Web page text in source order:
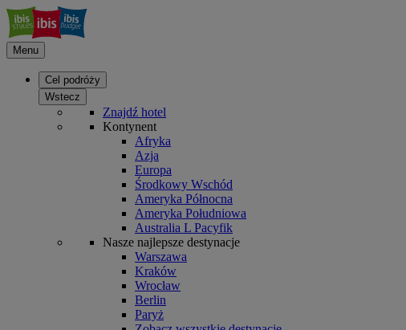
Menu
Cel podróży
Wstecz
Znajdź hotel
Kontynent
Afryka
Azja
Europa
Środkowy Wschód
Ameryka Północna
Ameryka Południowa
Australia L Pacyfik
Nasze najlepsze destynacje
Warszawa
Kraków
Wrocław
Berlin
Paryż